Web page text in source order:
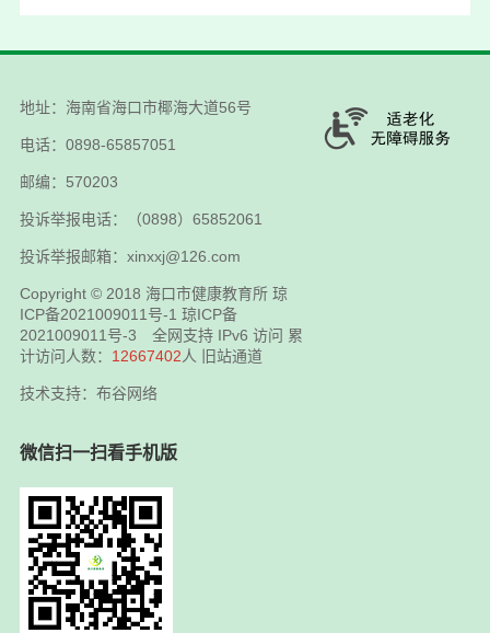
地址：海南省海口市椰海大道56号
电话：0898-65857051
邮编：570203
投诉举报电话：（0898）65852061
投诉举报邮箱：xinxxj@126.com
Copyright © 2018 海口市健康教育所 琼
ICP备2021009011号-1 琼ICP备
2021009011号-3 全网支持 IPv6 访问 累
计访问人数： 12667402人 旧站通道
技术支持：布谷网络
微信扫一扫看手机版